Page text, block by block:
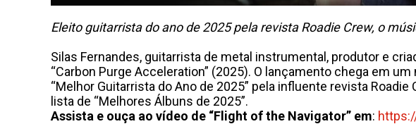
Eleito guitarrista do ano de 2025 pela revista Roadie Crew, o
Silas Fernandes, guitarrista de metal instrumental, produtor e
“Carbon Purge Acceleration” (2025). O lançamento chega em
“Melhor Guitarrista do Ano de 2025” pela influente revista
lista de “Melhores Álbuns de 2025”.
Assista e ouça ao vídeo de “Flight of the Navigator” em: